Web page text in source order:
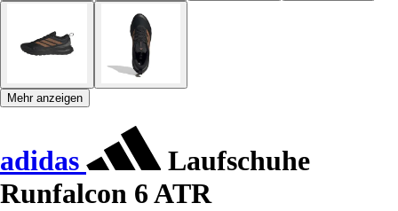
Mehr anzeigen
adidas
Laufschuhe
Runfalcon 6 ATR